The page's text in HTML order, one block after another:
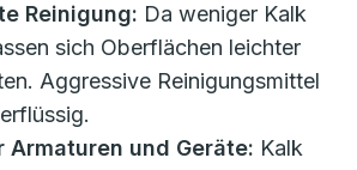
Reinigung: Da weniger Kalk
sich Oberflächen leichter
Aggressive Reinigungsmittel
Armaturen und Geräte: Kalk